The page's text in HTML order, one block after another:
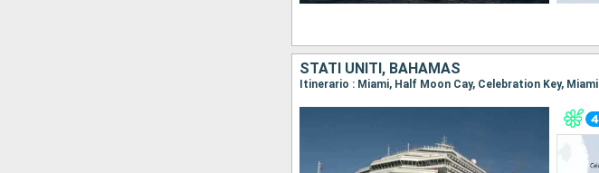
STATI UNITI, BAHAMAS
Itinerario : Miami, Half Moon Cay, Celebration Key, Miami